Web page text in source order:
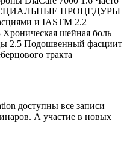
ПРОЦЕДУРЫ
и IASTM 2.2
шейная боль
2.5 Подошвенный фасциит
тракта
доступны все записи
А участие в новых